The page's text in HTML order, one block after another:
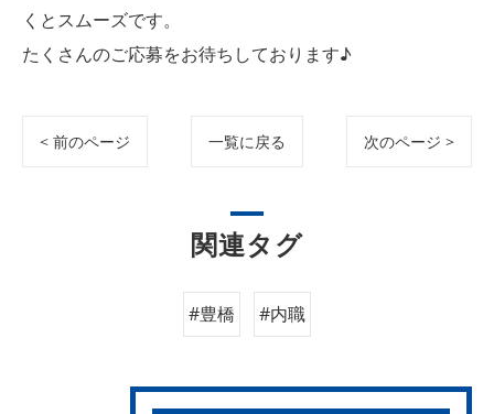
くとスムーズです。
たくさんのご応募をお待ちしております♪
< 前のページ 一覧に戻る 次のページ >
関連タグ
#豊橋 #内職